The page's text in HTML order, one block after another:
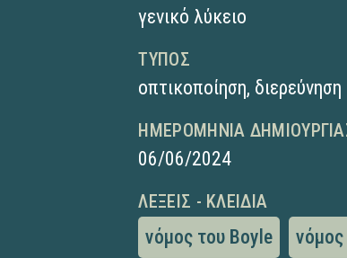
γενικό λύκειο
ΤΎΠΟΣ
οπτικοποίηση, διερεύνηση
ΗΜΕΡΟΜΗΝΊΑ
06/06/2024
ΛΈΞΕΙΣ - ΚΛΕΙΔΙΆ
νόμος του Boyle